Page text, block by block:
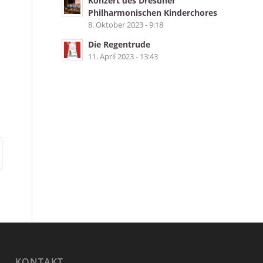
Philharmonischen Kinderchores
8. Oktober 2023 - 9:18
Die Regentrude
11. April 2023 - 13:43